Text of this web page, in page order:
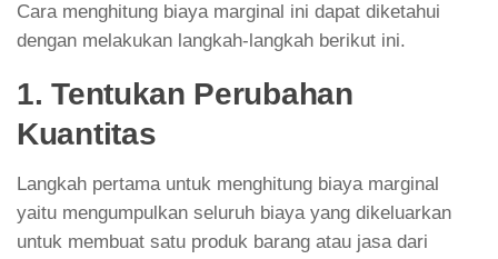
Cara menghitung biaya marginal ini dapat diketahui
dengan melakukan langkah-langkah berikut ini.
1. Tentukan Perubahan
Kuantitas
Langkah pertama untuk menghitung biaya marginal
yaitu mengumpulkan seluruh biaya yang dikeluarkan
untuk membuat satu produk barang atau jasa dari